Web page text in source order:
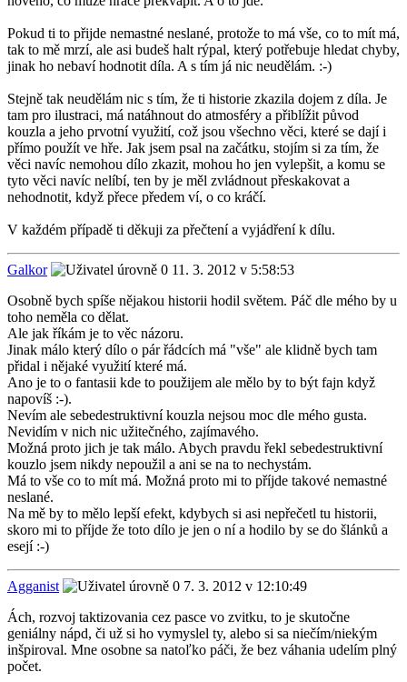
Pokud ti to přijde nemastné neslané, protože to má vše, co to mít má,
tak to mě mrzí, ale asi budeš halt rýpal, který potřebuje hledat chyby,
jinak ho nebaví hodnotit díla. A s tím já nic neudělám. :-)
Stejně tak neudělám nic s tím, že ti historie zkazila dojem z díla. Je
tam pro ilustraci, má natáhnout do atmosféry a přiblížit původ
kouzla a jeho prvotní využití, což jsou všechno věci, které se dají i
přímo použít ve hře. Jak jsem psal na začátku, stojím si za tím, že
věci navíc nemohou dílo zkazit, mohou ho jen vylepšit, a komu se
tyto věci navíc nelíbí, ten by je měl zvládnout přeskakovat a
nehodnotit, když přece předem ví, o co kráčí.
V každém případě ti děkuji za přečtení a vyjádření k dílu.
Galkor
11. 3. 2012 v 5:58:53
Osobně bych spíše nějakou historii hodil světem. Páč dle mého by u
toho neměla co dělat.
Ale jak říkám je to věc názoru.
Jinak málo který dílo o pár řádcích má "vše" ale klidně bych tam
přidal i nějaké využití které má.
Ano je to o fantasii kde to použijem ale mělo by to být fajn když
napovíš :-).
Nevím ale sebedestruktivní kouzla nejsou moc dle mého gusta.
Nevidím v nich nic užitečného, zajímavého.
Možná proto jich je tak málo. Abych pravdu řekl sebedestruktivní
kouzlo jsem nikdy nepoužil a ani se na to nechystám.
Má to vše co to mít má. Možná proto mi to příjde takové nemastné
neslané.
Na mě by to mělo lepší efekt, kdybych si asi nepřečetl tu historii,
skoro mi to příjde že toto dílo je jen o ní a hodilo by se do šlánků a
esejí :-)
Agganist
7. 3. 2012 v 12:10:49
Ách, rozvoj taktizovania cez pasce vo zvitku, to je skutočne
geniálny nápd, či už si ho vymyslel ty, alebo si sa niečím/niekým
inšpiroval. Mne osobne sa natoľko páči, že bez váhania udelím plný
počet.